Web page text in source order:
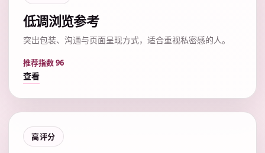
低调浏览参考
突出包装、沟通与页面呈现方式，适合重视私密感的人。
推荐指数 96
查看
高评分